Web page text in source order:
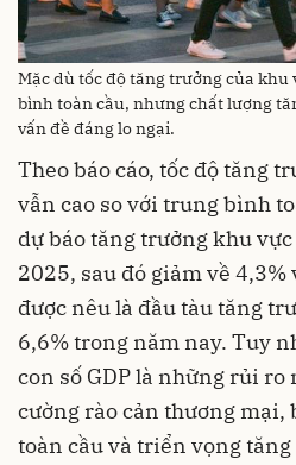
Mặc dù tốc độ tăng trưởng của
bình toàn cầu, nhưng chất lượng
vấn đề đáng lo ngại.
Theo báo cáo, tốc độ tăng
vẫn cao so với trung bình
dự báo tăng trưởng khu
2025, sau đó giảm về
được nêu là đầu tàu tăng
6,6% trong năm nay. Tuy
con số GDP là những rủi
cường rào cản thương mại,
toàn cầu và triển vọng